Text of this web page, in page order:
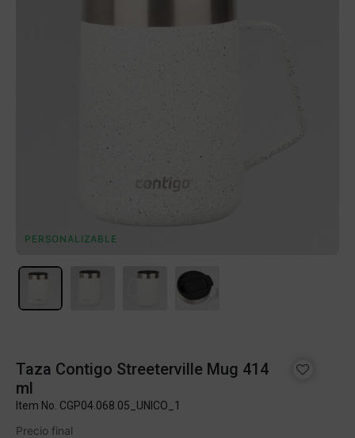
PERSONALIZABLE
Taza Contigo Streeterville Mug 414
ml
Item No. CGP04.068.05_UNICO_1
Precio final